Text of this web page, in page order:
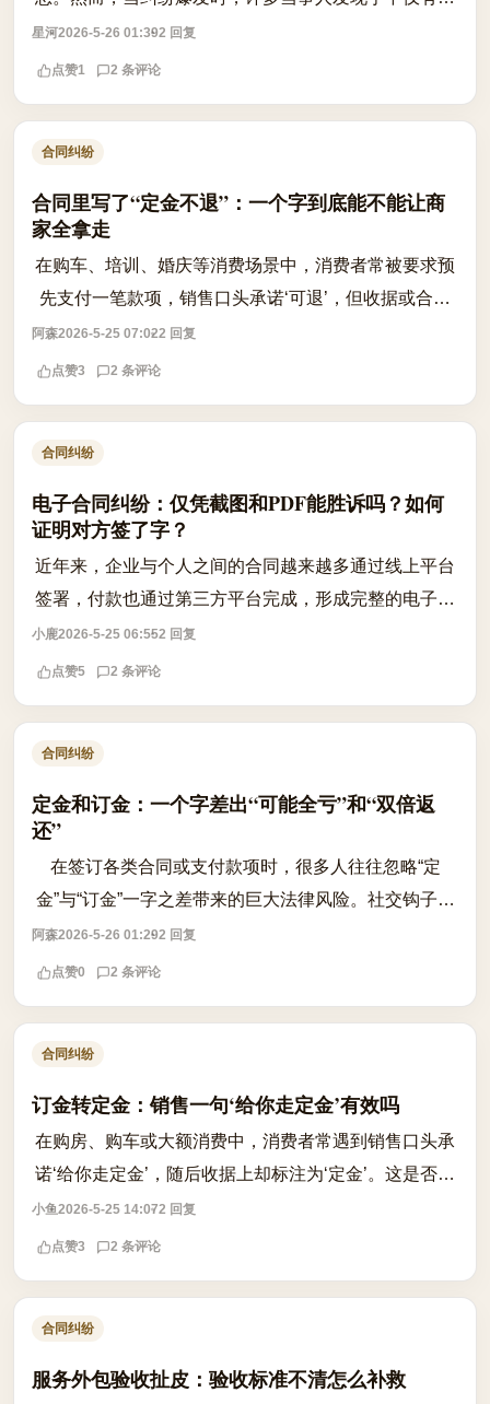
份静态的 PDF 文件或聊天截图，而对方却以“非本人签
署”或“系统漏洞”为由拒绝履行义务...
星河2026-5-26 01:392 回复
点赞1 2 条评论
合同纠纷
合同里写了“定金不退”：一个字到底能不能让商
家全拿走
在购车、培训、婚庆等消费场景中，消费者常被要求预
先支付一笔款项，销售口头承诺‘可退’，但收据或合同
却明确标注为‘定金’。一旦反悔，商家便以‘定金不退’为
由拒绝退款，引发争议。根据《...
阿森2026-5-25 07:022 回复
点赞3 2 条评论
合同纠纷
电子合同纠纷：仅凭截图和PDF能胜诉吗？如何
证明对方签了字？
近年来，企业与个人之间的合同越来越多通过线上平台
签署，付款也通过第三方平台完成，形成完整的电子化
流程。然而一旦发生纠纷，当事人往往只剩下一纸PDF
合同和聊天记录截图，此时法院是否认可...
小鹿2026-5-25 06:552 回复
点赞5 2 条评论
合同纠纷
定金和订金：一个字差出“可能全亏”和“双倍返
还”
在签订各类合同或支付款项时，很多人往往忽略“定
金”与“订金”一字之差带来的巨大法律风险。社交钩子在
于，许多人交钱时天真地以为这笔钱随时可以退回，反
悔时才发现收据上赫然写着“定金”。...
阿森2026-5-26 01:292 回复
点赞0 2 条评论
合同纠纷
订金转定金：销售一句‘给你走定金’有效吗
在购房、购车或大额消费中，消费者常遇到销售口头承
诺‘给你走定金’，随后收据上却标注为‘定金’。这是否意
味着预付款自动转化为具有法律约束力的定金？关键在
于意思表示是否一致。根据民法典...
小鱼2026-5-25 14:072 回复
点赞3 2 条评论
合同纠纷
服务外包验收扯皮：验收标准不清怎么补救